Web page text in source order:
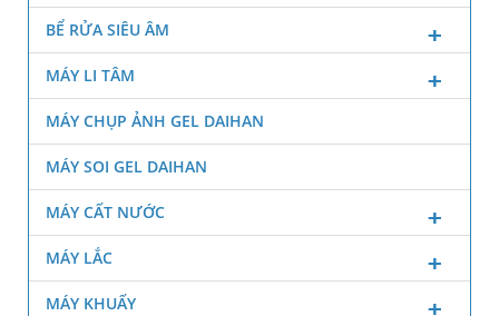
BỂ RỬA SIÊU ÂM
MÁY LI TÂM
MÁY CHỤP ẢNH GEL DAIHAN
MÁY SOI GEL DAIHAN
MÁY CẤT NƯỚC
MÁY LẮC
MÁY KHUẤY